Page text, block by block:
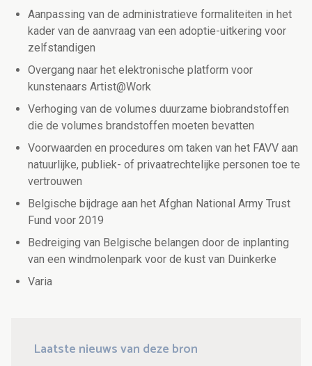
Aanpassing van de administratieve formaliteiten in het
kader van de aanvraag van een adoptie-uitkering voor
zelfstandigen
Overgang naar het elektronische platform voor
kunstenaars Artist@Work
Verhoging van de volumes duurzame biobrandstoffen
die de volumes brandstoffen moeten bevatten
Voorwaarden en procedures om taken van het FAVV aan
natuurlijke, publiek- of privaatrechtelijke personen toe te
vertrouwen
Belgische bijdrage aan het Afghan National Army Trust
Fund voor 2019
Bedreiging van Belgische belangen door de inplanting
van een windmolenpark voor de kust van Duinkerke
Varia
Laatste nieuws van deze bron